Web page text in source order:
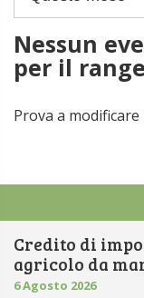
Nessun
per il
Prova a
Credito di
agricolo da
6 Agosto 2026